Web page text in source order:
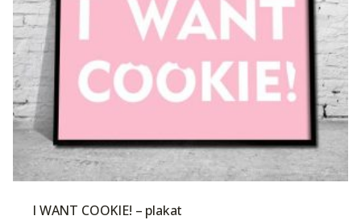
I WANT COOKIE! – plakat